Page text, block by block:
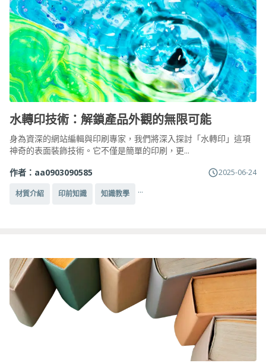
水轉印技術：解鎖產品外觀的無限可能
身為資深的網站編輯與印刷專家，我們將深入探討「水轉印」這項
神奇的表面裝飾技術。它不僅是簡單的印刷，更...
作者： aa0903090585 2025-06-24
材質介紹 印前知識 知識教學 ...